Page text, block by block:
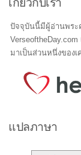
ปัจจุบันนี้มีผู้อ่านพระ
มาเป็นส่วนหนึ่งของ
แปลภาษา